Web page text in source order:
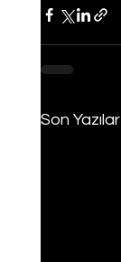
Son Yazılar